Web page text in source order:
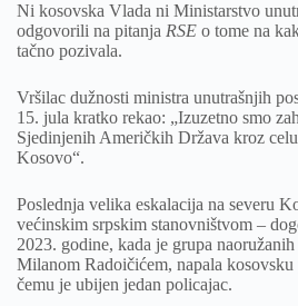
Ni kosovska Vlada ni Ministarstvo
odgovorili na pitanja RSE o tome na
tačno pozivala.
Vršilac dužnosti ministra unutrašnjih
15. jula kratko rekao: „Izuzetno smo
Sjedinjenih Američkih Država kroz
Kosovo“.
Poslednja velika eskalacija na severu
većinskim srpskim stanovništvom –
2023. godine, kada je grupa
Milanom Radoičićem, napala
čemu je ubijen jedan policajac.